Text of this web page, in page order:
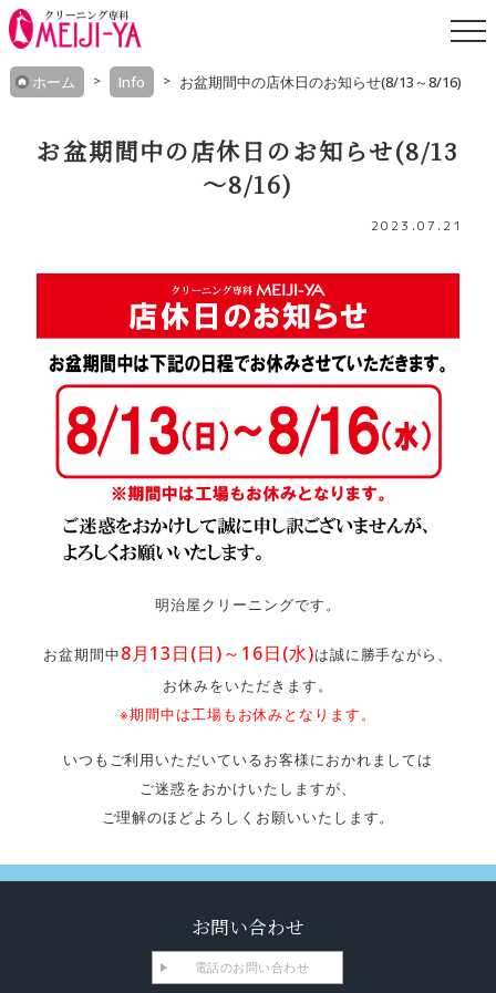
Skip
to
ホーム Info お盆期間中の店休日のお知らせ(8/13～8/16)
お盆期間中の店休日のお知らせ(8/13
～8/16)
2023.07.21
明治屋クリーニングです。
お盆期間中8月13日(日)～16日(水)は誠に勝手ながら、
お休みをいただきます。
※期間中は工場もお休みとなります。
いつもご利用いただいているお客様におかれましては
ご迷惑をおかけいたしますが、
ご理解のほどよろしくお願いいたします。
お問い合わせ
電話のお問い合わせ